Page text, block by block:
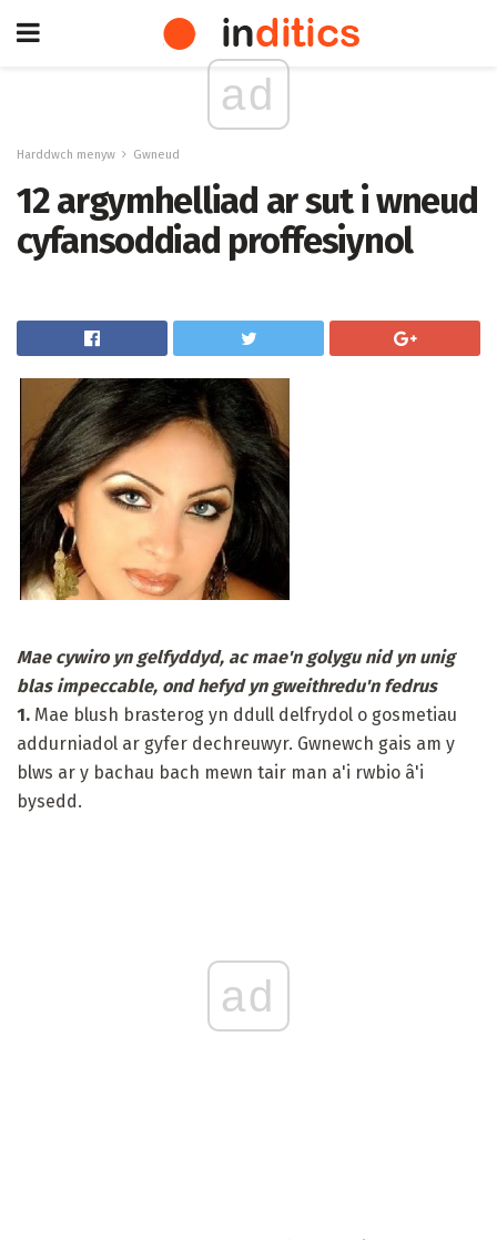
ad
Harddwch menyw Gwneud
12 argymhelliad ar sut i wneud
cyfansoddiad proffesiynol
Mae cywiro yn gelfyddyd, ac mae'n golygu nid yn unig
blas impeccable, ond hefyd yn gweithredu'n fedrus
1. Mae blush brasterog yn ddull delfrydol o gosmetiau
addurniadol ar gyfer dechreuwyr. Gwnewch gais am y
blws ar y bachau bach mewn tair man a'i rwbio â'i
bysedd.
ad